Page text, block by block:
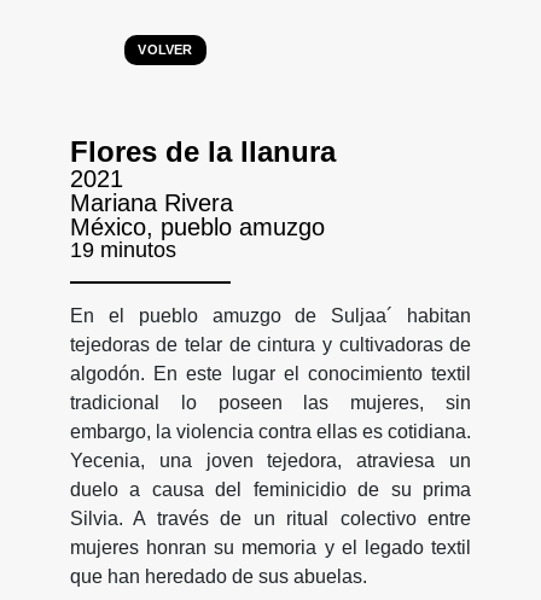
VOLVER
Flores de la llanura
2021
Mariana Rivera
México, pueblo amuzgo
19 minutos
En el pueblo amuzgo de Suljaa´ habitan
tejedoras de telar de cintura y cultivadoras de
algodón. En este lugar el conocimiento textil
tradicional lo poseen las mujeres, sin
embargo, la violencia contra ellas es cotidiana.
Yecenia, una joven tejedora, atraviesa un
duelo a causa del feminicidio de su prima
Silvia. A través de un ritual colectivo entre
mujeres honran su memoria y el legado textil
que han heredado de sus abuelas.